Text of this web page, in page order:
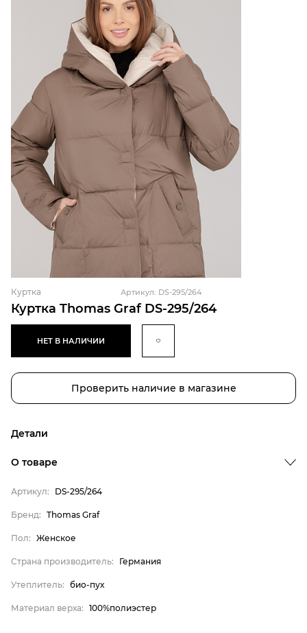
Куртка Thomas Graf DS-295/264
Куртка Артикул: DS-295/264
НЕТ В НАЛИЧИИ
Проверить наличие в магазине
Детали
Бренд
Пол
Thomas Graf
О товаре
Артикул: DS-295/264
Бренд: Thomas Graf
Пол: Женское
Страна производитель: Германия
Утеплитель: био-пух
Материал верха: 100%полиэстер